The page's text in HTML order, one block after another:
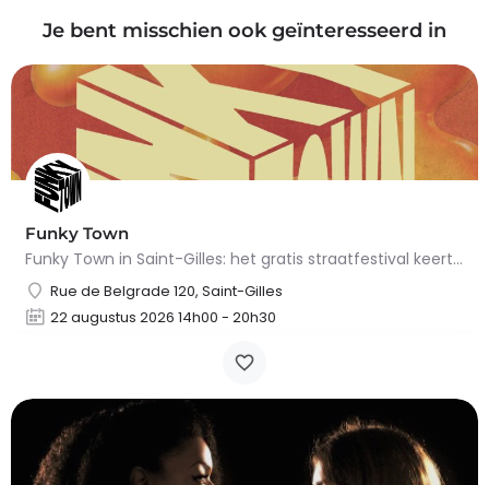
Je bent misschien ook geïnteresseerd in
Funky Town
Funky Town in Saint-Gilles: het gratis straatfestival keert terug op 22 augustus 2026.Op zaterdag 22 augustus…
Rue de Belgrade 120, Saint-Gilles
22 augustus 2026 14h00 - 20h30